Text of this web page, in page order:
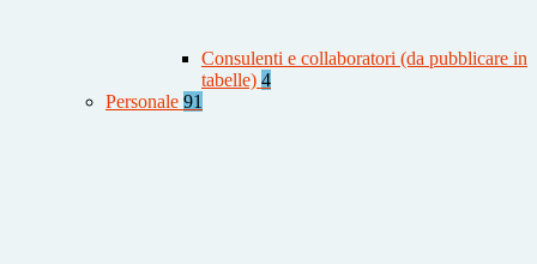
Consulenti e collaboratori (da pubblicare in
tabelle) 4
Personale 91